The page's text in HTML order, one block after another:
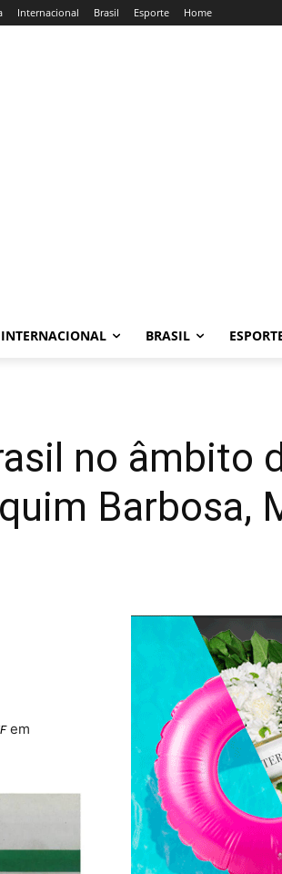
Internacional Brasil Esporte Home
INTERNACIONAL BRASIL
no âmbito
Barbosa,
em